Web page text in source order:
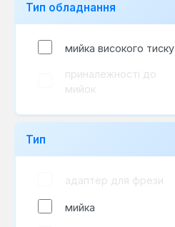
Тип обладнання
мийка високого тиску
приналежності до
мийок
Тип
адаптер для фрези
мийка